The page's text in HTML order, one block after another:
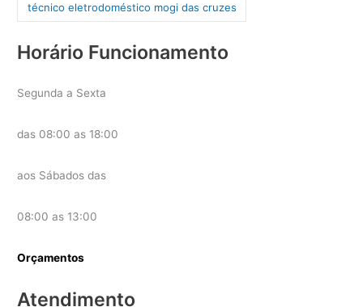
técnico eletrodoméstico mogi das cruzes
Horário Funcionamento
Segunda a Sexta
das 08:00 as 18:00
aos Sábados das
08:00 as 13:00
Orçamentos
Atendimento